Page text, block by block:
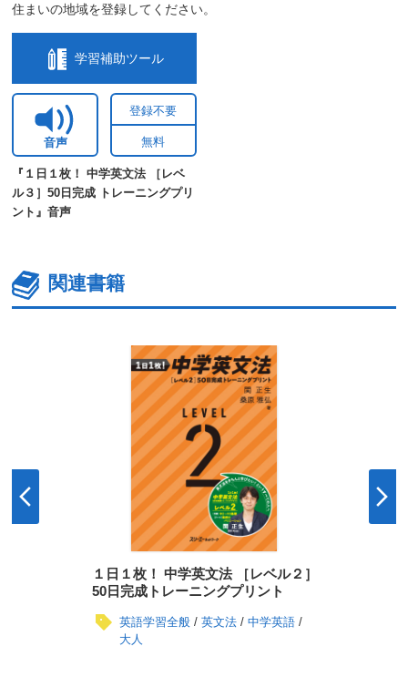
住まいの地域を登録してください。
学習補助ツール
音声
登録不要
無料
『１日１枚！ 中学英文法 ［レベ
ル３］50日完成 トレーニングプリ
ント』音声
関連書籍
１日１枚！ 中学英文法 ［レベル２］
50日完成トレーニングプリント
英語学習全般 英文法
中学英語
大人